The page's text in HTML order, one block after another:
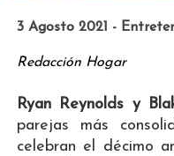
3 Agosto 2021 -
Redacción Hogar
Ryan Reynolds y
parejas más
celebran el décimo